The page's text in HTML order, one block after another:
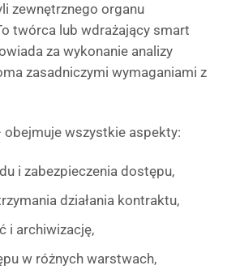
zewnętrznego organu
twórca lub wdrażający smart
za wykonanie analizy
zasadniczymi wymaganiami z
obejmuje wszystkie aspekty:
i zabezpieczenia dostępu,
działania kontraktu,
i archiwizację,
w różnych warstwach,